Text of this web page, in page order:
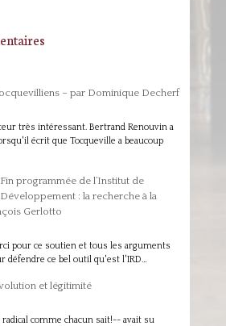
– par Dominique Decherf
très intéressant. Bertrand Renouvin a
écrit que Tocqueville a beaucoup
Fin programmée de l’Institut de
: la recherche à la
Gerlotto
pour ce soutien et tous les arguments
défendre ce bel outil qu'est l'IRD…
et légitimité
comme chacun sait!-- avait su